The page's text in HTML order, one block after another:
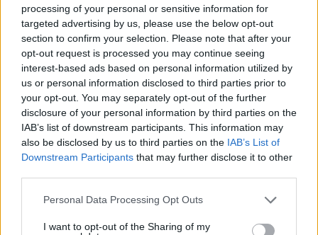
processing of your personal or sensitive information for
targeted advertising by us, please use the below opt-out
section to confirm your selection. Please note that after your
opt-out request is processed you may continue seeing
interest-based ads based on personal information utilized by
us or personal information disclosed to third parties prior to
your opt-out. You may separately opt-out of the further
disclosure of your personal information by third parties on the
IAB’s list of downstream participants. This information may
also be disclosed by us to third parties on the IAB’s List of
Downstream Participants that may further disclose it to other
Please note that this website/app uses one or more Google
not limited to your visit or usage behaviour. You may click to
Personal Data Processing Opt Outs
I want to opt-out of the Sharing of my
Βίντεο: Μεθυσμένη σκότωσε νύφη λίγες ώρες
μετά τον γάμο της και στο τμήμα ζητούσε
κλαίγοντας τον πατέρα της
08.08.2026, 09:25